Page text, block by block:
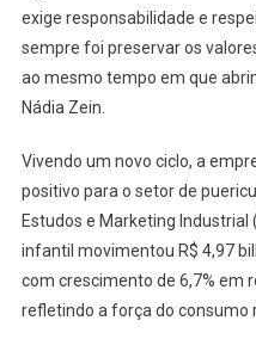
exige responsabilidade e
sempre foi preservar os
ao mesmo tempo em que
Nádia Zein.
Vivendo um novo ciclo, a
positivo para o setor de
Estudos e Marketing Industrial
infantil movimentou R$ 4,97
com crescimento de 6,7% em
refletindo a força do consumo